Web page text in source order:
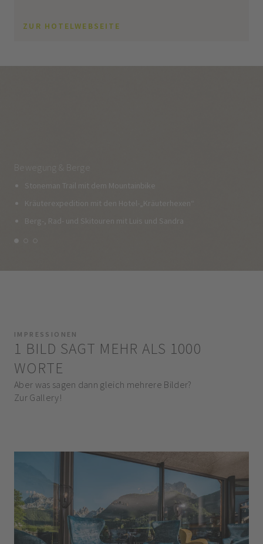
ZUR HOTELWEBSEITE
Bewegung & Berge
Stoneman Trail mit dem Mountainbike
Kräuterexpedition mit den Hotel-„Kräuterhexen“
Berg-, Rad- und Skitouren mit Luis und Sandra
IMPRESSIONEN
1 BILD SAGT MEHR ALS 1000
WORTE
Aber was sagen dann gleich mehrere Bilder?
Zur Gallery!